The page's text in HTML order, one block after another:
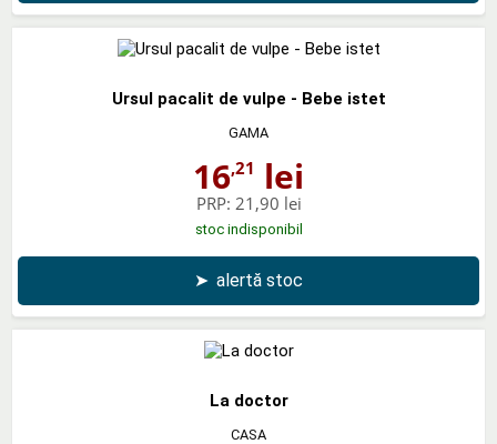
Ursul pacalit de vulpe - Bebe istet
GAMA
16,21 lei
PRP: 21,90 lei
stoc indisponibil
➤ alertă stoc
La doctor
CASA